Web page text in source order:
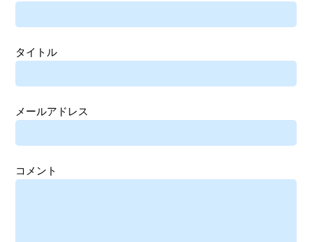
タイトル
メールアドレス
コメント